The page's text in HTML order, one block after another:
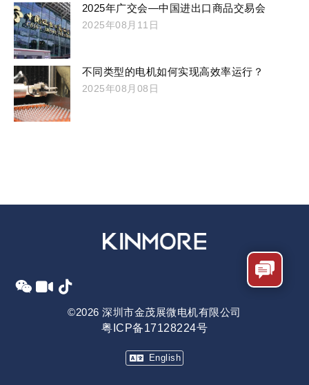
2025年广交会—中国进出口商品交易会
2025年08月11日
不同类型的电机如何实现高效率运行？
2025年08月08日
©2026 深圳市金茂展微电机有限公司
粤ICP备17128224号
English